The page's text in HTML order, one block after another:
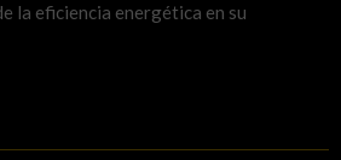
la eficiencia energética en su